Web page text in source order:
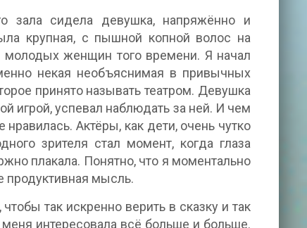
зала сидела девушка, напряжённо и
крупная, с пышной копной волос на
молодых женщин того времени. Я начал
некая необъяснимая в привычных
принято называть театром. Девушка
игрой, успевал наблюдать за ней. И чем
Актёры, как дети, очень чутко
зрителя стал момент, когда глаза
плакала. Понятно, что я моментально
продуктивная мысль.
так искренно верить в сказку и так
интересовала всё больше и больше.